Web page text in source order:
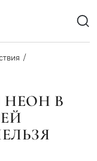
НЕОН В